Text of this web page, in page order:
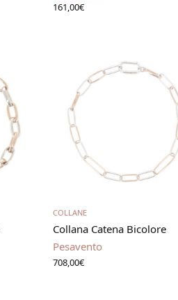
161,00€
Aggiungi al carrello
COLLANE
Collana Catena Bicolore
Pesavento
708,00€